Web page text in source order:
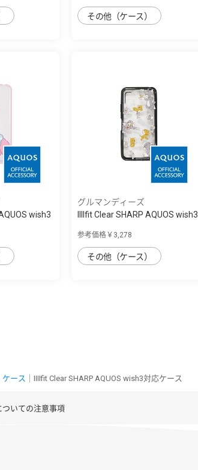
その他（ケース）
wish3
グルマンディーズ
IIIIfit Clear SHARP AQUOS wish3
参考価格￥3,278
その他（ケース）
ケース ｜IIIIfit Clear SHARP AQUOS wish3対応ケース
いての注意事項